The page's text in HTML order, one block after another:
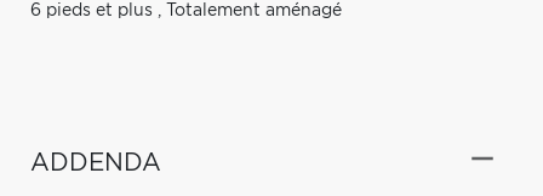
6 pieds et plus , Totalement aménagé
ADDENDA